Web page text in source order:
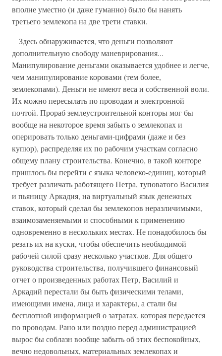
вполне уместно (и даже гуманно) было бы нанять
третьего землекопа на две трети ставки.
Здесь обнаруживается, что деньги позволяют
дополнительную свободу маневрирования...
Манипулирование деньгами оказывается удобнее и легче,
чем манипулирование коровами (тем более,
землекопами). Деньги не имеют веса и собственной воли.
Их можно пересылать по проводам и электронной
почтой. Прораб землеустроительной конторы мог бы
вообще на некоторое время забыть о землекопах и
оперировать только деньгами-цифрами (даже и без
купюр), распределяя их по рабочим участкам согласно
общему плану строительства. Конечно, в такой конторе
пришлось бы перейти с языка человеко-единиц, который
требует различать работящего Петра, туповатого Василия
и пьяницу Аркадия, на виртуальный язык денежных
ставок, который сделал бы землекопов неразличимыми,
взаимозаменяемыми и способными к применению
одновременно в нескольких местах. Не понадобилось бы
резать их на куски, чтобы обеспечить необходимой
рабочей силой сразу несколько участков. Для общего
руководства строительства, получившего финансовый
отчет о произведенных работах Петр, Василий и
Аркадий перестали бы быть физическими телами,
имеющими имена, лица и характеры, а стали бы
бесплотной информацией о затратах, которая передается
по проводам. Рано или поздно перед администрацией
вырос бы соблазн вообще забыть об этих беспокойных,
вечно недовольных, материальных землекопах и